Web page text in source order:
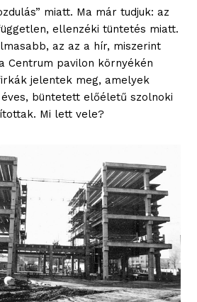
miatt. Ma már tudjuk: az
ellenzéki tüntetés miatt.
az az a hír, miszerint
Centrum pavilon környékén
jelentek meg, amelyek
büntetett előéletű szolnoki
Mi lett vele?